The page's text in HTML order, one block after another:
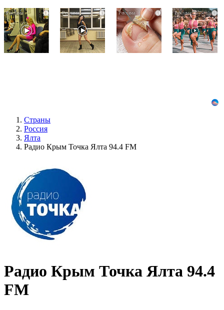
i
Королева
вагона
отожгла!
Видео
i
Ролик
Омска:
вы
будете
i
Грибок
ногтях
стирается
как
i
Страны
Россия
Ялта
Радио Крым Точка Ялта 94.4 FM
Радио Крым Точка Ялта 94.4
FM